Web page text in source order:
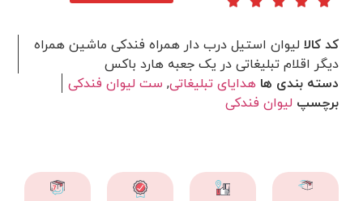
کد کالا لیوان استیل درب دار همراه فندکی ماشین همراه
دیگر اقلام تبلیغاتی در یک جعبه هارد باکس
دسته بندی ها هدایای تبلیغاتی, ست لیوان فندکی
برچسپ لیوان فندکی